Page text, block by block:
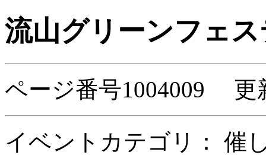
流山グリーンフェ
ページ番号1004009 更
イベントカテゴリ： 催